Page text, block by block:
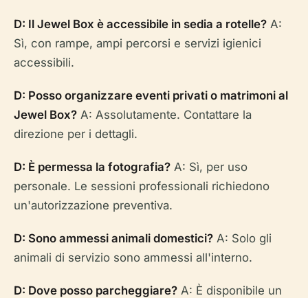
D: Il Jewel Box è accessibile in sedia a rotelle? A:
Sì, con rampe, ampi percorsi e servizi igienici
accessibili.
D: Posso organizzare eventi privati o matrimoni al
Jewel Box? A: Assolutamente. Contattare la
direzione per i dettagli.
D: È permessa la fotografia? A: Sì, per uso
personale. Le sessioni professionali richiedono
un'autorizzazione preventiva.
D: Sono ammessi animali domestici? A: Solo gli
animali di servizio sono ammessi all'interno.
D: Dove posso parcheggiare? A: È disponibile un